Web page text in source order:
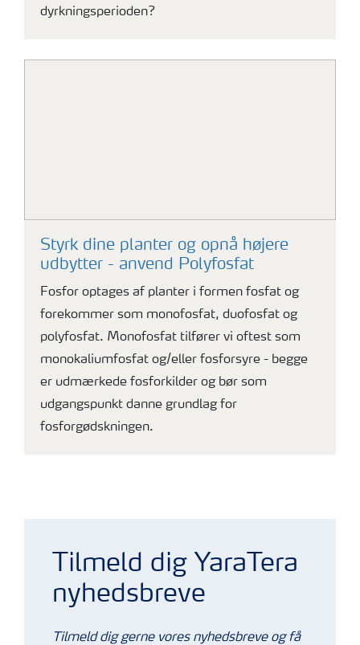
dyrkningsperioden?
Styrk dine planter og opnå højere
udbytter - anvend Polyfosfat
Fosfor optages af planter i formen fosfat og
forekommer som monofosfat, duofosfat og
polyfosfat. Monofosfat tilfører vi oftest som
monokaliumfosfat og/eller fosforsyre - begge
er udmærkede fosforkilder og bør som
udgangspunkt danne grundlag for
fosforgødskningen.
Niels med agurkerTilmeld dig YaraTera
nyhedsbreve
Tilmeld dig gerne vores nyhedsbreve og få